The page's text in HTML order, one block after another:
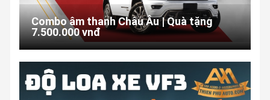
Combo âm thanh Châu Âu | Quà tặng
7.500.000 vnđ